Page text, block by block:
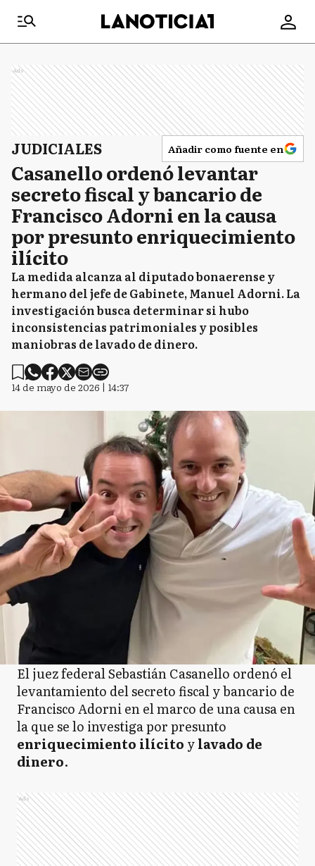
Ads
JUDICIALES Añadir como fuente en
Casanello ordenó levantar
secreto fiscal y bancario de
Francisco Adorni en la causa
por presunto enriquecimiento
ilícito
La medida alcanza al diputado bonaerense y
hermano del jefe de Gabinete, Manuel Adorni. La
investigación busca determinar si hubo
inconsistencias patrimoniales y posibles
maniobras de lavado de dinero.
14 de mayo de 2026 | 14:37
El juez federal Sebastián Casanello ordenó el
levantamiento del secreto fiscal y bancario de
Francisco Adorni en el marco de una causa en
la que se lo investiga por presunto
enriquecimiento ilícito ylavado de
dinero.
Ads